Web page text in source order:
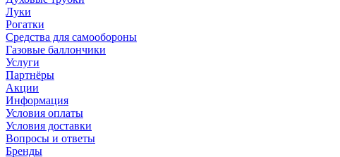
Луки
Рогатки
Средства для самообороны
Газовые баллончики
Услуги
Партнёры
Акции
Информация
Условия оплаты
Условия доставки
Вопросы и ответы
Бренды